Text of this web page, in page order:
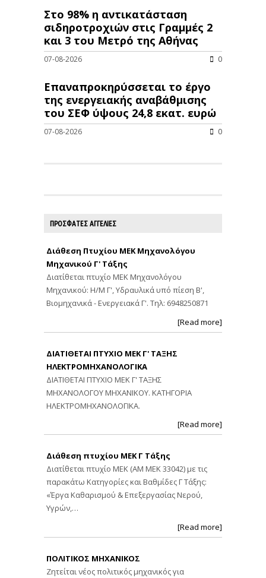
Στο 98% η αντικατάσταση
σιδηροτροχιών στις Γραμμές 2
και 3 του Μετρό της Αθήνας
07-08-2026 0
Επαναπροκηρύσσεται το έργο
της ενεργειακής αναβάθμισης
του ΣΕΦ ύψους 24,8 εκατ. ευρώ
07-08-2026 0
ΠΡΟΣΦΑΤΕΣ ΑΓΓΕΛΙΕΣ
Διάθεση Πτυχίου ΜΕΚ Μηχανολόγου
Μηχανικού Γ' Τάξης
Διατίθεται πτυχίο ΜΕΚ Μηχανολόγου
Μηχανικού: Η/Μ Γ', Υδραυλικά υπό πίεση Β',
Βιομηχανικά - Ενεργειακά Γ'. Τηλ: 6948250871
[Read more]
ΔΙΑΤΙΘΕΤΑΙ ΠΤΥΧΙΟ ΜΕΚ Γ' ΤΑΞΗΣ
ΗΛΕΚΤΡΟΜΗΧΑΝΟΛΟΓΙΚΑ
ΔΙΑΤΙΘΕΤΑΙ ΠΤΥΧΙΟ ΜΕΚ Γ' ΤΑΞΗΣ
ΜΗΧΑΝΟΛΟΓΟΥ ΜΗΧΑΝΙΚΟΥ. ΚΑΤΗΓΟΡΙΑ
ΗΛΕΚΤΡΟΜΗΧΑΝΟΛΟΓΙΚΑ.
[Read more]
Διάθεση πτυχίου ΜΕΚ Γ Τάξης
Διατίθεται πτυχίο ΜΕΚ (ΑΜ ΜΕΚ 33042) με τις
παρακάτω Κατηγορίες και Βαθμίδες Γ Τάξης:
«Έργα Καθαρισμού & Επεξεργασίας Νερού,
Υγρών,…
[Read more]
ΠΟΛΙΤΙΚΟΣ ΜΗΧΑΝΙΚΟΣ
Ζητείται νέος πολιτικός μηχανικός για